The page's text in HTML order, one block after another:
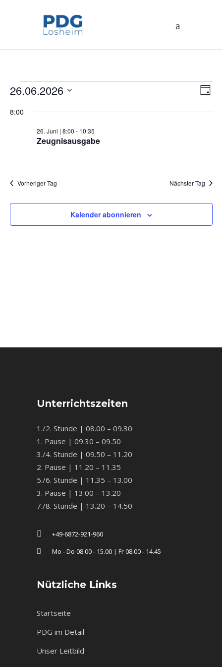
Veranstaltungen
für
26.
Juni
2026
Tag
26.06.2026
wählen.
8:00
Zeugnisausgabe
26. Juni | 8:00 - 10:35
Vorheriger Tag Nächster Tag
Kalender abonnieren
Unterrichtszeiten
1./2. Stunde | 08.00 – 09.30
1. Pause | 09.30 – 09.50
3./4. Stunde | 09.50 – 11.20
2. Pause | 11.20 – 11.35
5./6. Stunde | 11.35 – 13.00
3. Pause | 13.00 – 13.20
7./8. Stunde | 13.20 – 14.50
+49-6872-921-960
Mo - Do 08.00 - 15.00 | Fr 08.00 - 14.45
Nützliche Links
Startseite
PDG im Detail
Unser Leitbild